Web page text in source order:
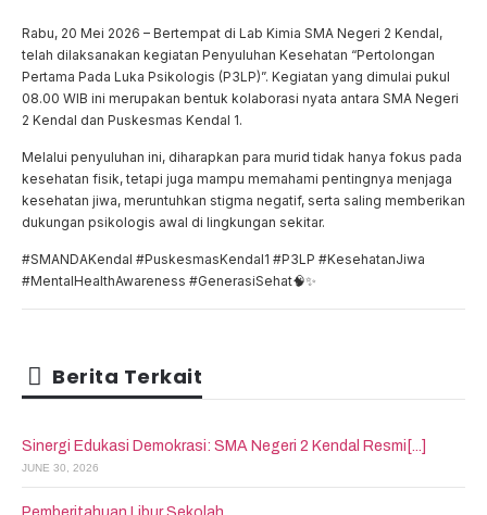
Rabu, 20 Mei 2026 – Bertempat di Lab Kimia SMA Negeri 2 Kendal,
telah dilaksanakan kegiatan Penyuluhan Kesehatan “Pertolongan
Pertama Pada Luka Psikologis (P3LP)”. Kegiatan yang dimulai pukul
08.00 WIB ini merupakan bentuk kolaborasi nyata antara SMA Negeri
2 Kendal dan Puskesmas Kendal 1.
Melalui penyuluhan ini, diharapkan para murid tidak hanya fokus pada
kesehatan fisik, tetapi juga mampu memahami pentingnya menjaga
kesehatan jiwa, meruntuhkan stigma negatif, serta saling memberikan
dukungan psikologis awal di lingkungan sekitar.
#SMANDAKendal #PuskesmasKendal1 #P3LP #KesehatanJiwa
#MentalHealthAwareness #GenerasiSehat🧠✨
Berita Terkait
Sinergi Edukasi Demokrasi: SMA Negeri 2 Kendal Resmi[...]
JUNE 30, 2026